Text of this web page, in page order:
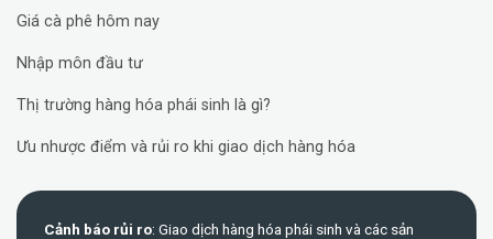
Giá cà phê hôm nay
Nhập môn đầu tư
Thị trường hàng hóa phái sinh là gì?
Ưu nhược điểm và rủi ro khi giao dịch hàng hóa
Cảnh báo rủi ro: Giao dịch hàng hóa phái sinh và các sản